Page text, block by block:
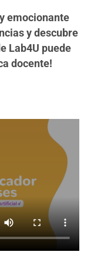
emocionante
y descubre
Lab4U puede
docente!